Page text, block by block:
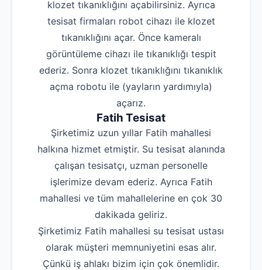
klozet tıkanıklığını açabilirsiniz. Ayrıca
tesisat firmaları robot cihazı ile klozet
tıkanıklığını açar. Önce kameralı
görüntüleme cihazı ile tıkanıklığı tespit
ederiz. Sonra klozet tıkanıklığını tıkanıklık
açma robotu ile (yayların yardımıyla)
açarız.
Fatih Tesisat
Şirketimiz uzun yıllar Fatih mahallesi
halkına hizmet etmiştir. Su tesisat alanında
çalışan tesisatçı, uzman personelle
işlerimize devam ederiz. Ayrıca Fatih
mahallesi ve tüm mahallelerine en çok 30
dakikada geliriz.
Şirketimiz Fatih mahallesi su tesisat ustası
olarak müşteri memnuniyetini esas alır.
Çünkü iş ahlakı bizim için çok önemlidir.